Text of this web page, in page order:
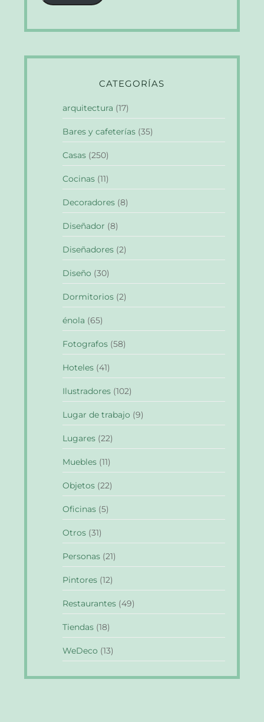
CATEGORÍAS
arquitectura (17)
Bares y cafeterías (35)
Casas (250)
Cocinas (11)
Decoradores (8)
Diseñador (8)
Diseñadores (2)
Diseño (30)
Dormitorios (2)
énola (65)
Fotografos (58)
Hoteles (41)
Ilustradores (102)
Lugar de trabajo (9)
Lugares (22)
Muebles (11)
Objetos (22)
Oficinas (5)
Otros (31)
Personas (21)
Pintores (12)
Restaurantes (49)
Tiendas (18)
WeDeco (13)